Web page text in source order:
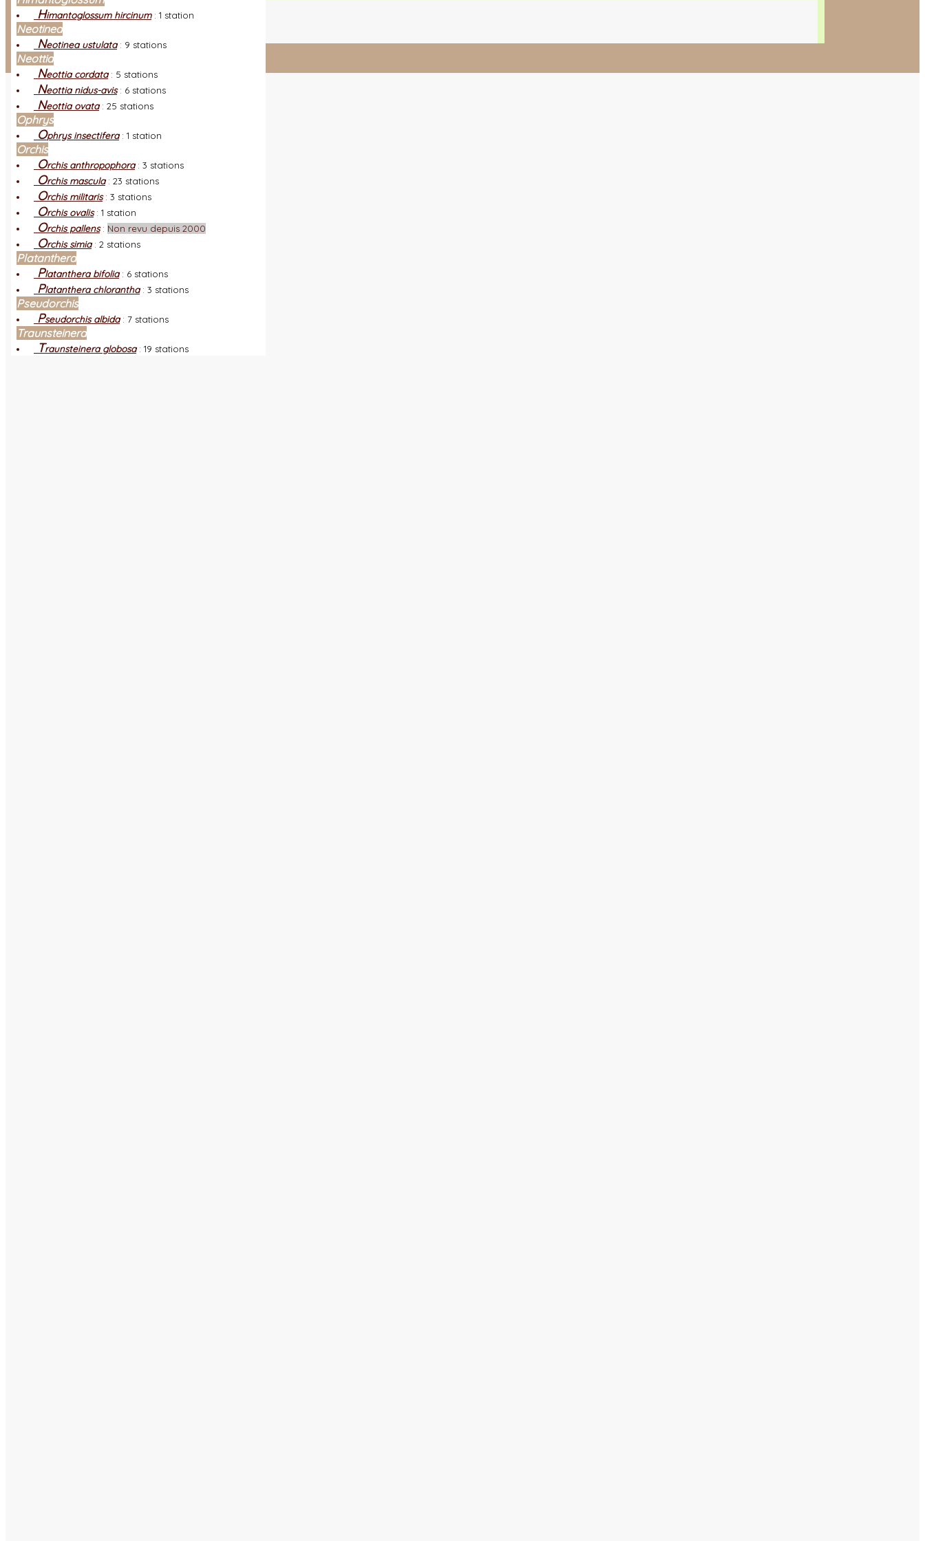
Les nouveautés
Autres sitesLiens orchidophiles
Réalisation du site
Connexion adhérent
Himantoglossum hircinum: 1 station
Neotinea
Neotinea ustulata: 9 stations
Neottia
Neottia cordata: 5 stations
Neottia nidus-avis: 6 stations
Neottia ovata: 25 stations
Ophrys
Ophrys insectifera: 1 station
Orchis
Orchis anthropophora: 3 stations
Orchis mascula: 23 stations
Orchis militaris: 3 stations
Orchis ovalis: 1 station
Orchis pallens: Non revu depuis 2000
Orchis simia: 2 stations
Platanthera
Platanthera bifolia: 6 stations
Platanthera chlorantha: 3 stations
Pseudorchis
Pseudorchis albida: 7 stations
Traunsteinera
Traunsteinera globosa: 19 stations